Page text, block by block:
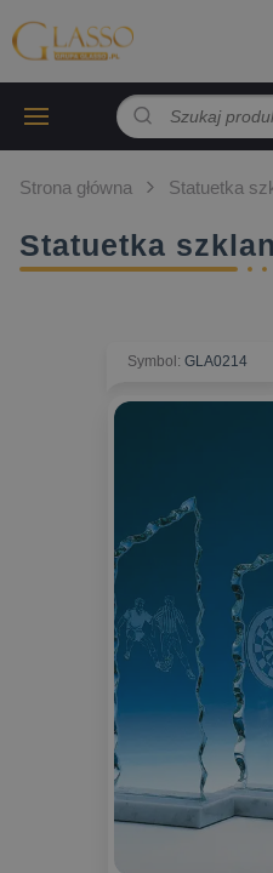
Strona główna Statuetka
Statuetka
Symbol : GLA0214